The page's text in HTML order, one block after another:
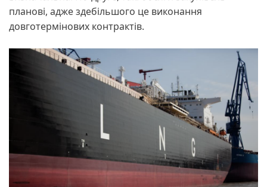
планові, адже здебільшого це виконання
довготермінових контрактів.